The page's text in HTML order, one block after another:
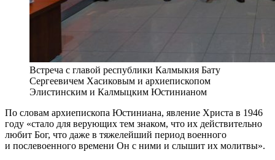
Встреча с главой республики Калмыкия Бату
Сергеевичем Хасиковым и архиепископом
Элистинским и Калмыцким Юстинианом
По словам архиепископа Юстиниана, явление Христа в 1946
году «стало для верующих тем знаком, что их действительно
любит Бог, что даже в тяжелейший период военного
и послевоенного времени Он с ними и слышит их молитвы».